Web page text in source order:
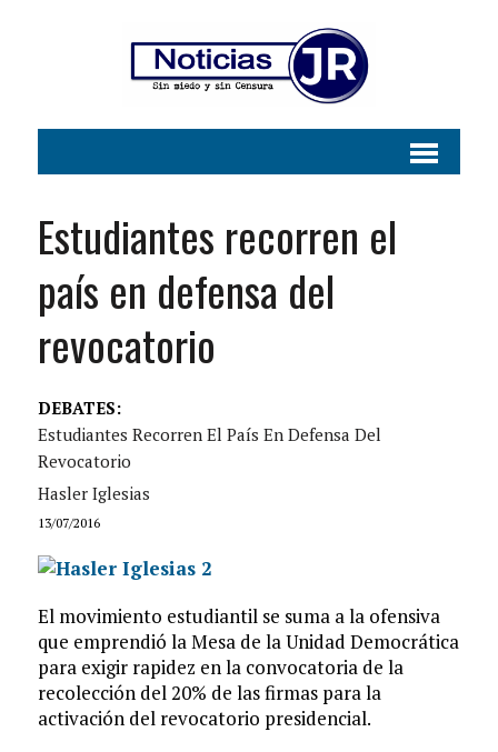
Estudiantes recorren el
país en defensa del
revocatorio
DEBATES:
Estudiantes Recorren El País En Defensa Del
Revocatorio
Hasler Iglesias
13/07/2016
El movimiento estudiantil se suma a la ofensiva
que emprendió la Mesa de la Unidad Democrática
para exigir rapidez en la convocatoria de la
recolección del 20% de las firmas para la
activación del revocatorio presidencial.